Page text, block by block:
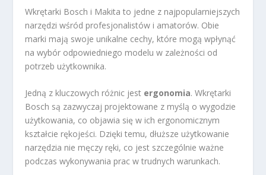
Wkrętarki Bosch i Makita to jedne z najpopularniejszych
narzędzi wśród profesjonalistów i amatorów. Obie
marki mają swoje unikalne cechy, które mogą wpłynąć
na wybór odpowiedniego modelu w zależności od
potrzeb użytkownika.
Jedną z kluczowych różnic jest ergonomia. Wkrętarki
Bosch są zazwyczaj projektowane z myślą o wygodzie
użytkowania, co objawia się w ich ergonomicznym
kształcie rękojeści. Dzięki temu, dłuższe użytkowanie
narzędzia nie męczy ręki, co jest szczególnie ważne
podczas wykonywania prac w trudnych warunkach.